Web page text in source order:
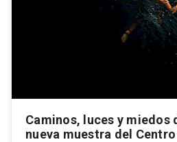
Caminos, luces y miedos
nueva muestra del